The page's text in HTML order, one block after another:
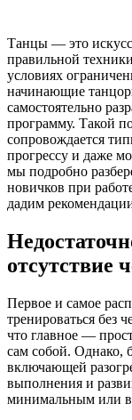
Танцы — это
правильной
условиях
начинающие
самостоятельно
программу. Такой
сопровождается
прогрессу и даже
мы подробно
новичков при
дадим
отсутствие
Первое и самое
тренироваться без
что главное —
сам собой. Однако,
включающей
выполнения и
минимальным или